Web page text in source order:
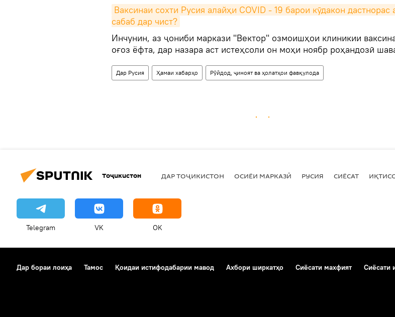
Ваксинаи сохти Русия алайҳи COVID - 19 барои кӯдакон дастнорас
сабаб дар чист?
Инчунин, аз ҷониби маркази "Вектор" озмоишҳои клиникии
оғоз ёфта, дар назара аст истеҳсоли он моҳи ноябр роҳандозӣ
Дар Русия Ҳамаи хабарҳо Рӯйдод, ҷиноят ва ҳолатҳои фавқулода
Тоҷикистон ДАР ТОҶИКИСТОН ОСИЁИ МАРКАЗӢ РУСИЯ СИЁСАТ
Telegram VK OK
Дар бораи лоиҳа Тамос Қоидаи истифодабарии мавод Ахбори ширкатҳо Сиёсати махфият Сиёсати